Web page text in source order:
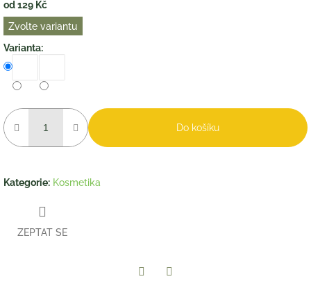
od129 Kč
Měrná
cena:
Zvolte variantu
Varianta:
Do košíku
Kategorie: Kosmetika
ZEPTAT SE